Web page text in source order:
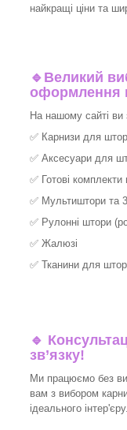
найкращі ціни та
🔹 Великий
оформлення
На нашому сайті ви
✅ Карнизи для штор
✅ Аксесуари для
✅ Готові
✅ Мультиштори та
✅ Рулонні штори
✅ Жалюзі
✅ Тканини для
🔹
зв’язку!
Ми працюємо без
вам з вибором
ідеального інтер'єру.​